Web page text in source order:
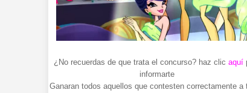
¿No recuerdas de que trata el concurso? haz clic aquí
informarte
Ganaran todos aquellos que contesten correctamente a